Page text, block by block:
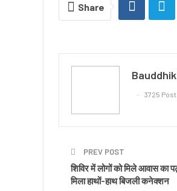
Share
3725
PREV POST
शिविर में लोगों को मिले आवास का
मिला हाथों-हाथ बिजली कनेक्शन